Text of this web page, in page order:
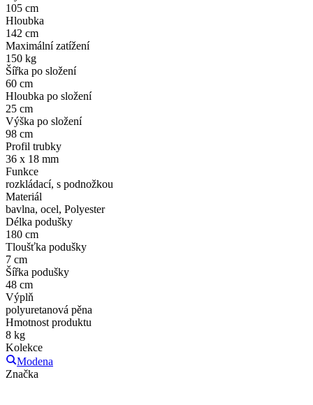
105 cm
Hloubka
142 cm
Maximální zatížení
150 kg
Šířka po složení
60 cm
Hloubka po složení
25 cm
Výška po složení
98 cm
Profil trubky
36 x 18 mm
Funkce
rozkládací, s podnožkou
Materiál
bavlna, ocel, Polyester
Délka podušky
180 cm
Tloušťka podušky
7 cm
Šířka podušky
48 cm
Výplň
polyuretanová pěna
Hmotnost produktu
8 kg
Kolekce
Modena
Značka